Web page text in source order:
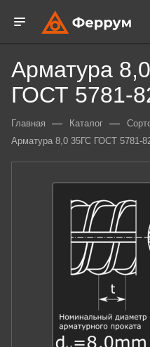
Арматура
ГОСТ 5781-
Главная — Каталог —
Арматура 8,0 35ГС ГОСТ 5781-